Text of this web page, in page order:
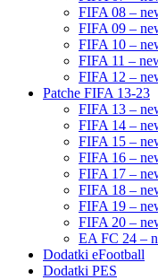
FIFA 08 –
FIFA 09 –
FIFA 10 –
FIFA 11 –
FIFA 12 –
Patche FIFA 13-23
FIFA 13 –
FIFA 14 –
FIFA 15 –
FIFA 16 –
FIFA 17 –
FIFA 18 –
FIFA 19 –
FIFA 20 –
EA FC 24 –
Dodatki eFootball
Dodatki PES